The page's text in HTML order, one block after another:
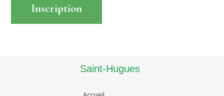
Inscription
Saint-Hugues